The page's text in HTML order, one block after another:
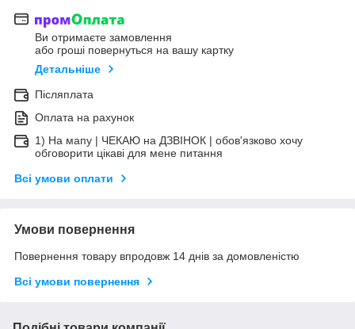
Ви отримаєте замовлення
або гроші повернуться на вашу картку
Детальніше
Післяплата
Оплата на рахунок
1) На мапу | ЧЕКАЮ на ДЗВІНОК | обов'язково хочу
обговорити цікаві для мене питання
Всі умови оплати
Умови повернення
Повернення товару впродовж 14 днів за домовленістю
Всі умови повернення